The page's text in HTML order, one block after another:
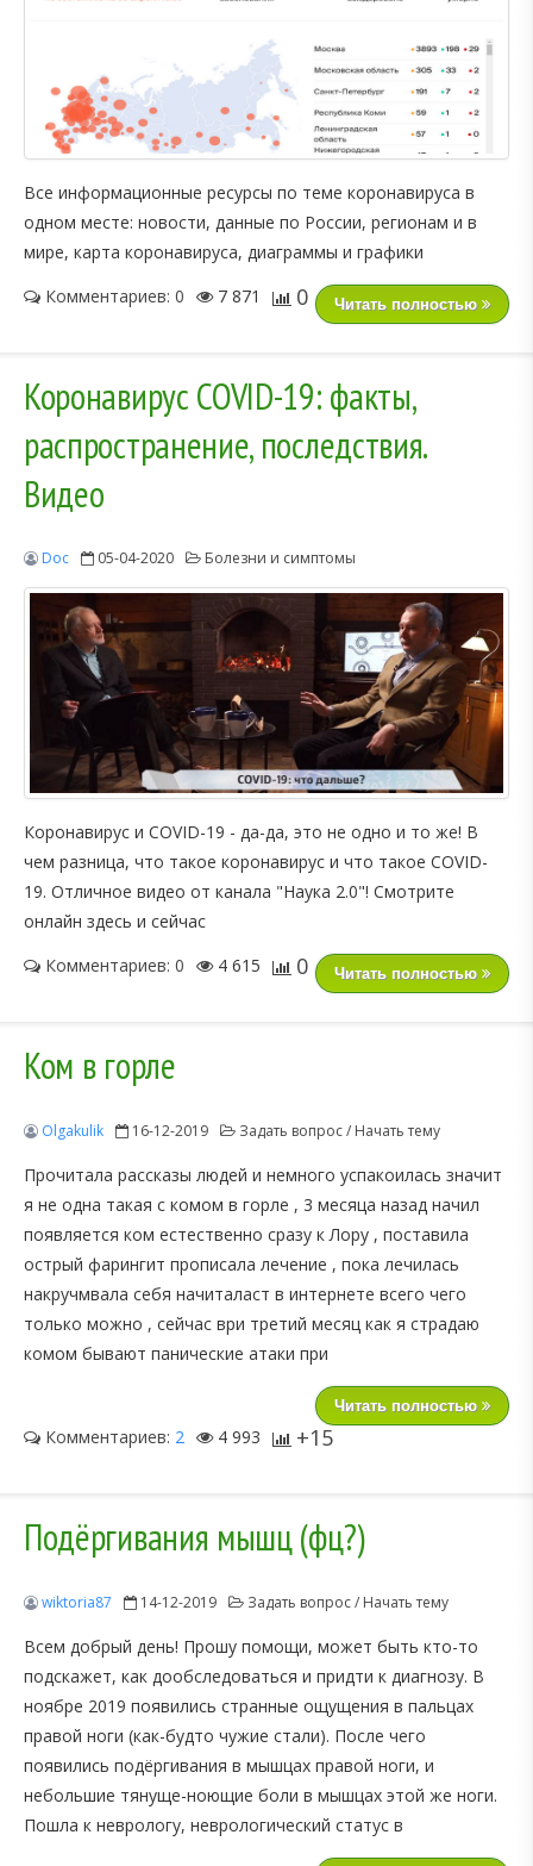
Все информационные ресурсы по теме коронавируса в
одном месте: новости, данные по России, регионам и в
мире, карта коронавируса, диаграммы и графики
Читать полностью
Комментариев: 0 7 871 0
Коронавирус COVID-19: факты,
распространение, последствия.
Видео
Doc 05-04-2020 Болезни и симптомы
Коронавирус и COVID-19 - да-да, это не одно и то же! В
чем разница, что такое коронавирус и что такое COVID-
19. Отличное видео от канала "Наука 2.0"! Смотрите
онлайн здесь и сейчас
Читать полностью
Комментариев: 0 4 615 0
Ком в горле
Olgakulik 16-12-2019 Задать вопрос / Начать тему
Прочитала рассказы людей и немного успакоилась значит
я не одна такая с комом в горле , 3 месяца назад начил
появляется ком естественно сразу к Лору , поставила
острый фарингит прописала лечение , пока лечилась
накручмвала себя начиталаст в интернете всего чего
только можно , сейчас ври третий месяц как я страдаю
комом бывают панические атаки при
Читать полностью
Комментариев: 2 4 993 +15
Подёргивания мышц (фц?)
wiktoria87 14-12-2019 Задать вопрос / Начать тему
Всем добрый день! Прошу помощи, может быть кто-то
подскажет, как дообследоваться и придти к диагнозу. В
ноябре 2019 появились странные ощущения в пальцах
правой ноги (как-будто чужие стали). После чего
появились подёргивания в мышцах правой ноги, и
небольшие тянуще-ноющие боли в мышцах этой же ноги.
Пошла к неврологу, неврологический статус в